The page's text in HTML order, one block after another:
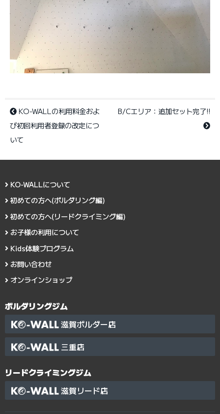
KO-WALLの利用料金およ
び初回利用者登録の改定につ
いて
B/Cエリア：追加セット完了!!
KO-WALLについて
初めての方へ(ボルダリング編)
初めての方へ(リードクライミング編)
お子様の利用について
Kids体験プログラム
お問い合わせ
オンラインショップ
ボルダリングジム
滋賀ボルダー店
三重店
リードクライミングジム
滋賀リード店